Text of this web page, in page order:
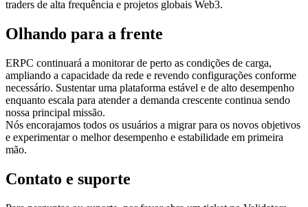
traders de alta frequência e projetos globais Web3.
Olhando para a frente
ERPC continuará a monitorar de perto as condições de carga,
ampliando a capacidade da rede e revendo configurações conforme
necessário. Sustentar uma plataforma estável e de alto desempenho
enquanto escala para atender a demanda crescente continua sendo
nossa principal missão.
Nós encorajamos todos os usuários a migrar para os novos objetivos
e experimentar o melhor desempenho e estabilidade em primeira
mão.
Contato e suporte